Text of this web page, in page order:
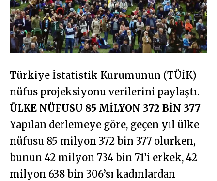
Türkiye İstatistik Kurumunun (TÜİK)
nüfus projeksiyonu verilerini paylaştı.
ÜLKE NÜFUSU 85 MİLYON 372 BİN 377
Yapılan derlemeye göre, geçen yıl ülke
nüfusu 85 milyon 372 bin 377 olurken,
bunun 42 milyon 734 bin 71’i erkek, 42
milyon 638 bin 306’sı kadınlardan